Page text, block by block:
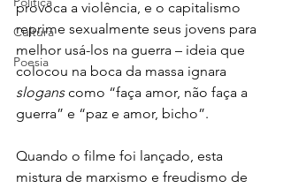
Cultura
Poesia
provoca a violência, e o capitalismo
reprime sexualmente seus jovens para
melhor usá-los na guerra – ideia que
colocou na boca da massa ignara
slogans como “faça amor, não faça a
guerra” e “paz e amor, bicho”.
Quando o filme foi lançado, esta
mistura de marxismo e freudismo de